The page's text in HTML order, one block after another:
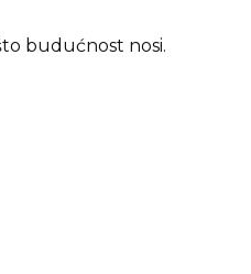
budućnost nosi.